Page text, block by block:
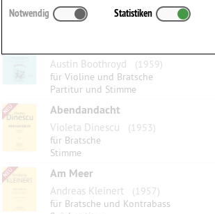
Austin Boothroyd
(1959)
für Violine und Bratsche
Partitur und Stimme
Abendandacht
Violeta Dinescu
(1953)
für Bratsche
Stimme
Am Meer
Andreas Kleinert
(1957)
für Bratsche und Kontrabass
Notwendig Statistiken